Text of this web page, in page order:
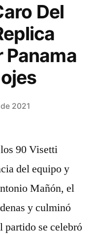
Del
Panama
2021
90 Visetti
del equipo y
Mañón, el
y culminó
partido se celebró